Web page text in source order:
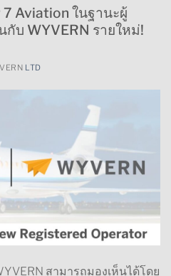
Aviation ในฐานะผู้
บ WYVERN รายใหม่!
LTD
สามารถมองเห็นได้โดย